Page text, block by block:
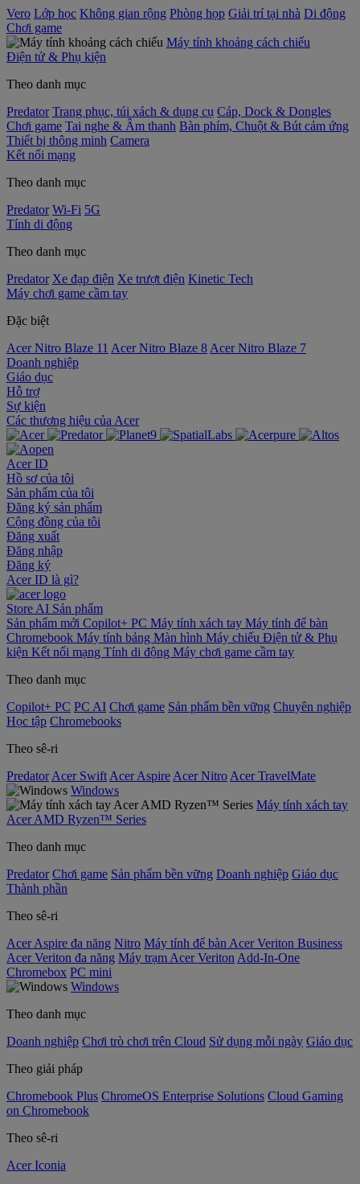
Vero Lớp học Không gian rộng Phòng họp Giải trí tại nhà Di động
Chơi game
Máy tính khoảng cách chiếu
Điện tử & Phụ kiện
Theo danh mục
Predator Trang phục, túi xách & dụng cụ Cáp, Dock & Dongles
Chơi game Tai nghe & Âm thanh Bàn phím, Chuột & Bút cảm ứng
Thiết bị thông minh Camera
Kết nối mạng
Theo danh mục
Predator Wi-Fi 5G
Tính di động
Theo danh mục
Predator Xe đạp điện Xe trượt điện Kinetic Tech
Máy chơi game cầm tay
Đặc biệt
Acer Nitro Blaze 11 Acer Nitro Blaze 8 Acer Nitro Blaze 7
Doanh nghiệp
Giáo dục
Hỗ trợ
Sự kiện
‌Các thương hiệu của Acer
Acer ID
Hồ sơ của tôi
Sản phẩm của tôi
Đăng ký sản phẩm
Cộng đồng của tôi
Đăng xuất
Đăng nhập
Đăng ký
Acer ID là gì?
Store AI Sản phẩm
Sản phẩm mới Copilot+ PC Máy tính xách tay Máy tính để bàn
Chromebook Máy tính bảng Màn hình Máy chiếu Điện tử & Phụ
kiện Kết nối mạng Tính di động Máy chơi game cầm tay
Theo danh mục
Copilot+ PC PC AI Chơi game Sản phẩm bền vững Chuyên nghiệp
Học tập Chromebooks
Theo sê-ri
Predator Acer Swift Acer Aspire Acer Nitro Acer TravelMate
Windows
Máy tính xách tay
Acer AMD Ryzen™ Series
Theo danh mục
Predator Chơi game Sản phẩm bền vững Doanh nghiệp Giáo dục
Thành phần
Theo sê-ri
Acer Aspire đa năng Nitro Máy tính để bàn Acer Veriton Business
Acer Veriton đa năng Máy trạm Acer Veriton Add-In-One
Chromebox PC mini
Windows
Theo danh mục
Doanh nghiệp Chơi trò chơi trên Cloud Sử dụng mỗi ngày Giáo dục
Theo giải pháp
Chromebook Plus ChromeOS Enterprise Solutions Cloud Gaming
on Chromebook
Theo sê-ri
Acer Iconia